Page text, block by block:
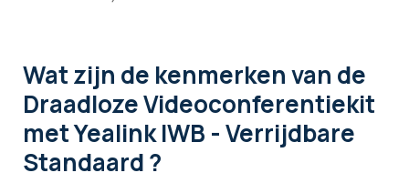
Wat zijn de kenmerkenvan de
Draadloze Videoconferentiekit
met Yealink IWB - Verrijdbare
Standaard ?